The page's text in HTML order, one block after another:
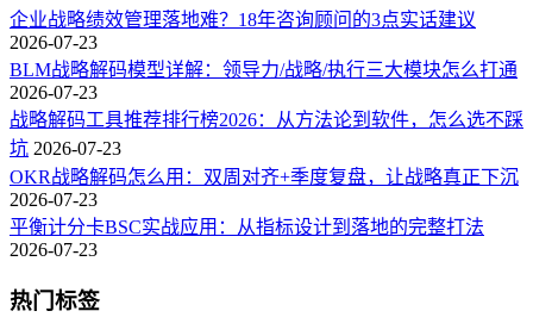
企业战略绩效管理落地难？18年咨询顾问的3点实话建议
2026-07-23
BLM战略解码模型详解：领导力/战略/执行三大模块怎么打通
2026-07-23
战略解码工具推荐排行榜2026：从方法论到软件，怎么选不踩
坑 2026-07-23
OKR战略解码怎么用：双周对齐+季度复盘，让战略真正下沉
2026-07-23
平衡计分卡BSC实战应用：从指标设计到落地的完整打法
2026-07-23
热门标签